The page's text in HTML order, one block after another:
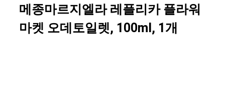
메종마르지엘라 레플리카 플라워
마켓 오데토일렛, 100ml, 1개